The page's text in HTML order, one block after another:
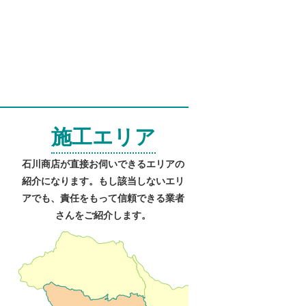
施工エリア
石川商店が直接お伺いできるエリアの
紹介になります。もし該当しないエリ
アでも、責任をもって信頼できる業者
さんをご紹介します。